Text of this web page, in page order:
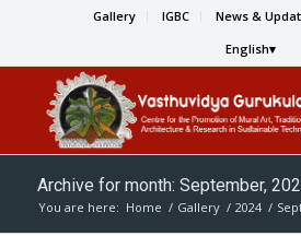
Gallery IGBC News &
English
Archive for month: September,
You are here: Home / Gallery / 2024 /